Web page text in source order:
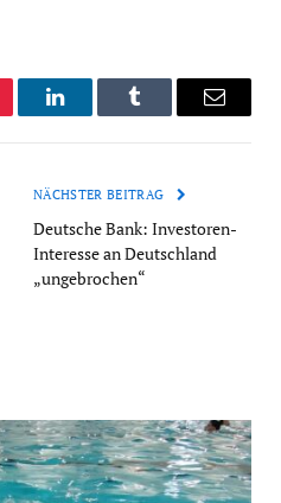
LinkedInTumblr Email
NÄCHSTER BEITRAG
Deutsche Bank: Investoren-
Interesse an Deutschland
„ungebrochen“